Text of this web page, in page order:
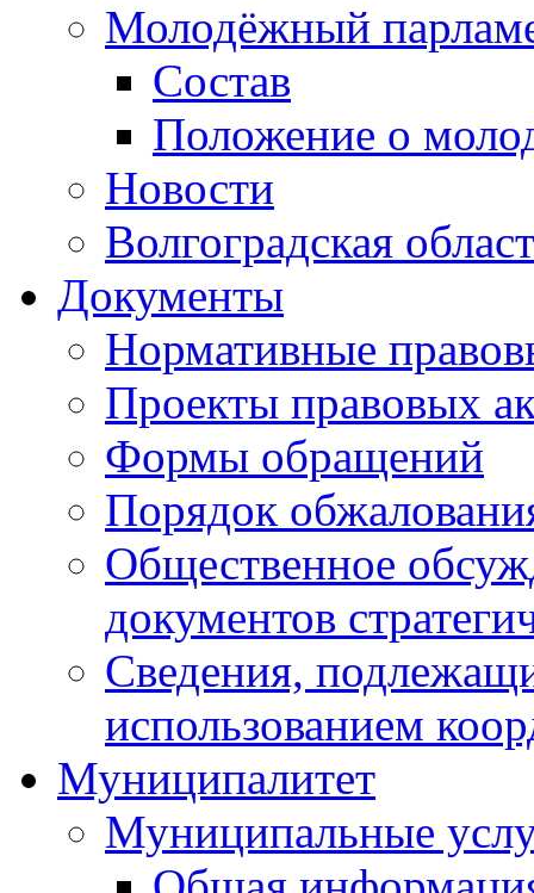
Молодёжный
Состав
Положение о
Новости
Волгоградская
Документы
Нормативные
Проекты правовых
Формы обращений
Порядок
Общественное
документов
Сведения,
использованием
Муниципалитет
Муниципальные